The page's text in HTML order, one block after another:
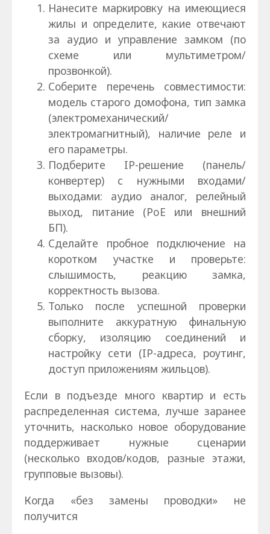
Нанесите маркировку на имеющиеся
жилы и определите, какие отвечают
за аудио и управление замком (по
схеме или мультиметром/
прозвонкой).
Соберите перечень совместимости:
модель старого домофона, тип замка
(электромеханический/
электромагнитный), наличие реле и
его параметры.
Подберите IP-решение (панель/
конвертер) с нужными входами/
выходами: аудио аналог, релейный
выход, питание (PoE или внешний
БП).
Сделайте пробное подключение на
коротком участке и проверьте:
слышимость, реакцию замка,
корректность вызова.
Только после успешной проверки
выполните аккуратную финальную
сборку, изоляцию соединений и
настройку сети (IP-адреса, роутинг,
доступ приложениям жильцов).
Если в подъезде много квартир и есть
распределенная система, лучше заранее
уточнить, насколько новое оборудование
поддерживает нужные сценарии
(несколько входов/кодов, разные этажи,
групповые вызовы).
Когда «без замены проводки» не
получится